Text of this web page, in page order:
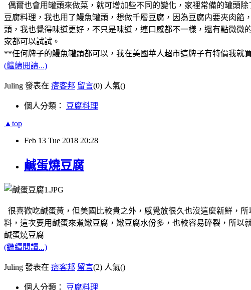
偶爾也會用罐頭來做菜，就可增加些不同的變化，家裡常備的罐頭
豆腐料理，我也用了鰻魚罐頭，想做千層豆腐，因為豆腐内要夾肉
頭，我也覺得味道更好，不只是味道，連口感都不一樣，還有點微
家都可以試試。
**任何牌子的鰻魚罐頭都可以，我在美國華人超市這牌子有特價我就
(繼續閱讀...)
Juling 發表在 痞客邦 留言(0) 人氣()
個人分類： 豆腐料理
▲top
Feb 13 Tue 2018 20:28
鹹蛋燒豆腐
很喜歡吃鹹蛋黃，但美國比較貴之外，感覺放很久也沒這麼新鮮，所
料，這次要用鹹蛋來煮嫩豆腐，嫩豆腐水份多，也較容易碎裂，所以
鹹蛋燒豆腐
(繼續閱讀...)
Juling 發表在 痞客邦 留言(2) 人氣()
個人分類： 豆腐料理